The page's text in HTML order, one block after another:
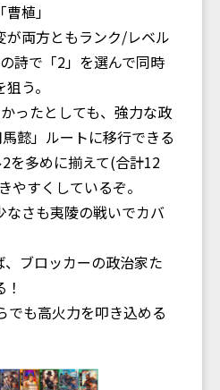
植」
が両方ともランク/レベル
詩で「2」を選んで同時
う。
ったとしても、強力な政
懿」ルートに移行できる
を多めに揃えて(合計12
やすくしているぞ。
なさも夷陵の戦いでカバ
ブロッカーの政治家た
でも高火力を叩き込める